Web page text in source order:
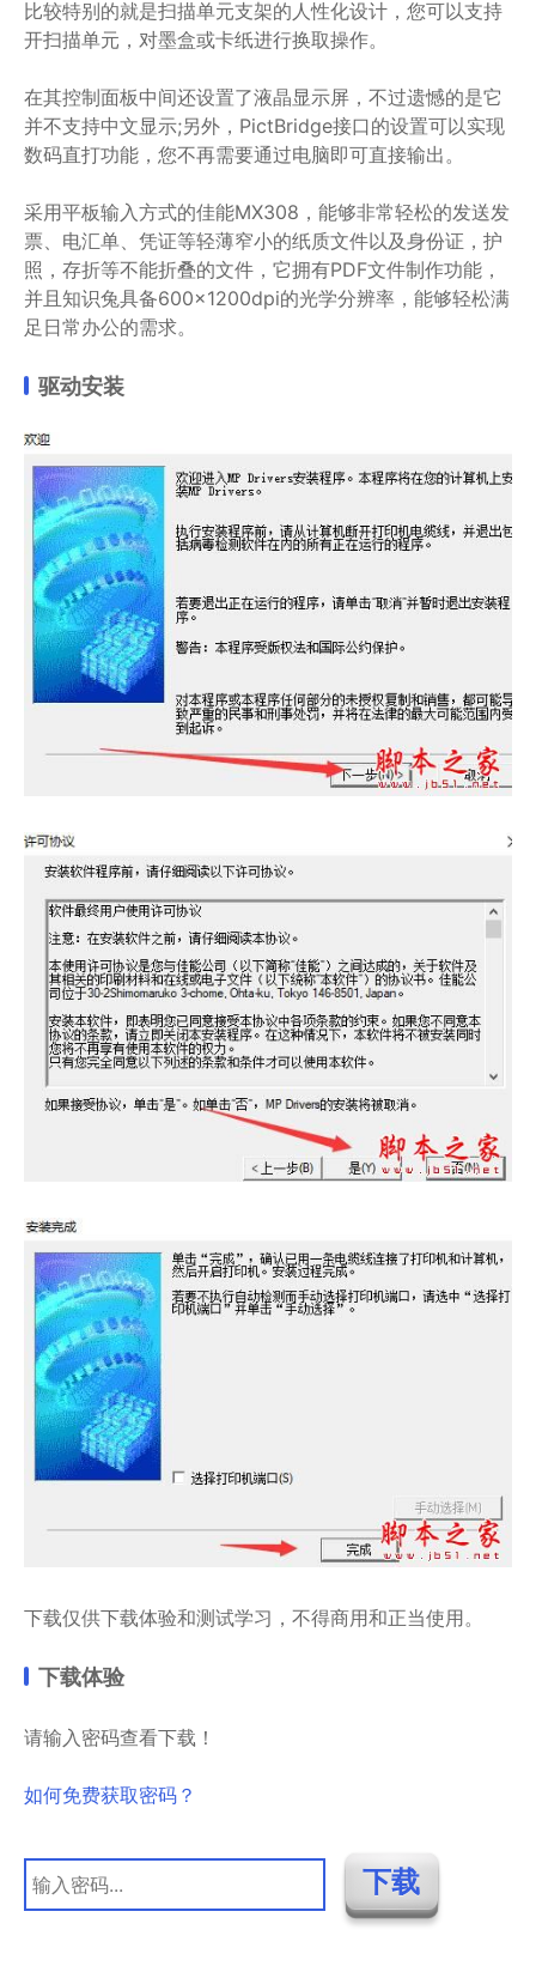
比较特别的就是扫描单元支架的人性化设计，您可以支持
开扫描单元，对墨盒或卡纸进行换取操作。
在其控制面板中间还设置了液晶显示屏，不过遗憾的是它
并不支持中文显示;另外，PictBridge接口的设置可以实现
数码直打功能，您不再需要通过电脑即可直接输出。
采用平板输入方式的佳能MX308，能够非常轻松的发送发
票、电汇单、凭证等轻薄窄小的纸质文件以及身份证，护
照，存折等不能折叠的文件，它拥有PDF文件制作功能，
并且知识兔具备600×1200dpi的光学分辨率，能够轻松满
足日常办公的需求。
驱动安装
下载仅供下载体验和测试学习，不得商用和正当使用。
下载体验
请输入密码查看下载！
如何免费获取密码？